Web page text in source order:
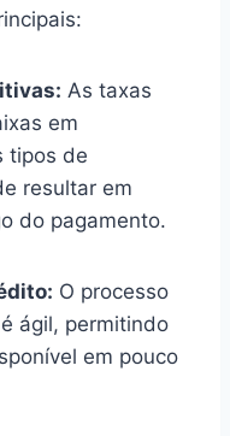
As taxas
em
tipos de
resultar em
do pagamento.
O processo
ágil, permitindo
em pouco